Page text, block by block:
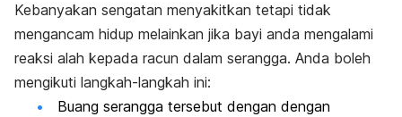
Kebanyakan sengatan menyakitkan tetapi tidak
mengancam hidup melainkan jika bayi anda mengalami
reaksi alah kepada racun dalam serangga. Anda boleh
mengikuti langkah-langkah ini:
Buang serangga tersebut dengan dengan